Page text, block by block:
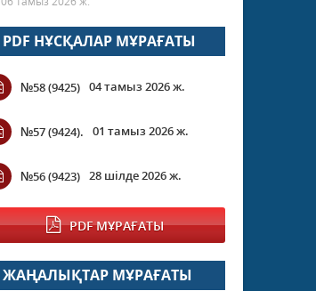
PDF НҰСҚАЛАР МҰРАҒАТЫ
№58 (9425) 04 тамыз 2026 ж.
№57 (9424). 01 тамыз 2026 ж.
№56 (9423) 28 шілде 2026 ж.
PDF МҰРАҒАТЫ
ЖАҢАЛЫҚТАР МҰРАҒАТЫ